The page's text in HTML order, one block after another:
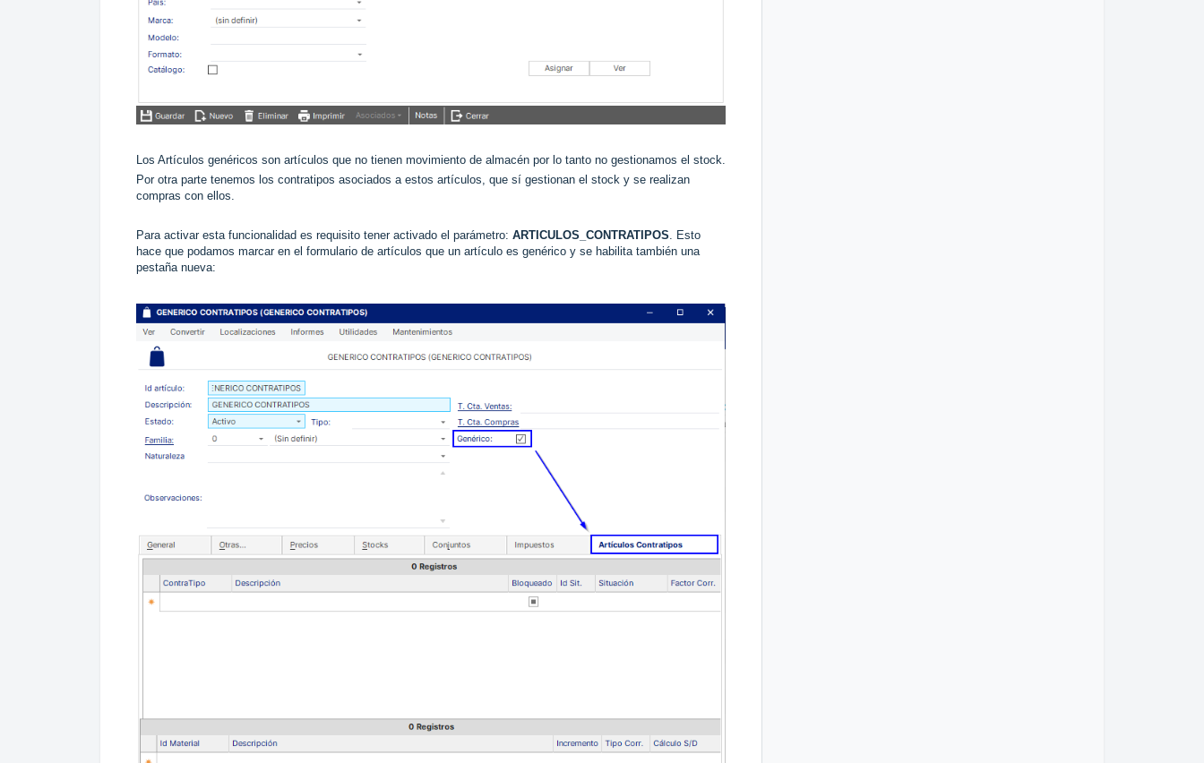
Los Artículos genéricos son artículos que no tienen movimiento de almacén por lo tanto no gestionamos el stock.
Por otra parte tenemos los contratipos asociados a estos artículos, que sí gestionan el stock y se realizan
compras con ellos.
Para activar esta funcionalidad es requisito tener activado el parámetro: ARTICULOS_CONTRATIPOS. Esto
hace que podamos marcar en el formulario de artículos que un artículo es genérico y se habilita también una
pestaña nueva: